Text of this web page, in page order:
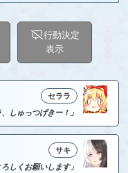
行動決定
表示
セララ
しゅっつげきー！」
サキ
ろしくお願いします」